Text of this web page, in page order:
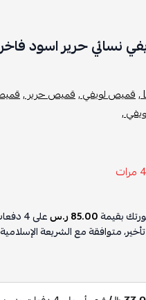
نسائي حرير اسود
قميص لويفي ,قميص حرير ,
,
4 مرات
بقيمة85.00 ر.س على4
متوافقة مع الشريعة الإسلامية